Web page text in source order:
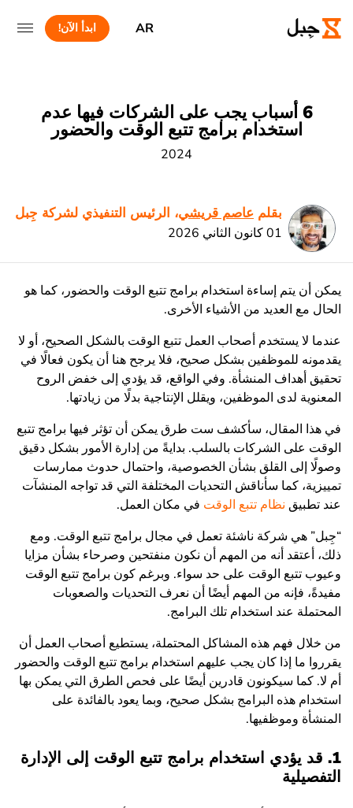
AR ابدأ الآن!
6 أسباب يجب على الشركات فيها عدم
استخدام برامج تتبع الوقت والحضور
2024
بقلم عاصم قريشي، الرئيس التنفيذي لشركة جِبل
01 كانون الثاني 2026
يمكن أن يتم إساءة استخدام برامج تتبع الوقت والحضور، كما هو
الحال مع العديد من الأشياء الأخرى.
عندما لا يستخدم أصحاب العمل تتبع الوقت بالشكل الصحيح، أو لا
يقدمونه للموظفين بشكل صحيح، فلا يرجح هنا أن يكون فعالًا في
تحقيق أهداف المنشأة. وفي الواقع، قد يؤدي إلى خفض الروح
المعنوية لدى الموظفين، ويقلل الإنتاجية بدلًا من زيادتها.
في هذا المقال، سأكشف ست طرق يمكن أن تؤثر فيها برامج تتبع
الوقت على الشركات بالسلب. بدايةً من إدارة الأمور بشكل دقيق
وصولًا إلى القلق بشأن الخصوصية، واحتمال حدوث ممارسات
تمييزية، كما سأناقش التحديات المختلفة التي قد تواجه المنشآت
عند تطبيق نظام تتبع الوقت في مكان العمل.
“جِبل” هي شركة ناشئة تعمل في مجال برامج تتبع الوقت. ومع
ذلك، أعتقد أنه من المهم أن نكون منفتحين وصرحاء بشأن مزايا
وعيوب تتبع الوقت على حد سواء. وبرغم كون برامج تتبع الوقت
مفيدةً، فإنه من المهم أيضًا أن نعرف التحديات والصعوبات
المحتملة عند استخدام تلك البرامج.
من خلال فهم هذه المشاكل المحتملة، يستطيع أصحاب العمل أن
يقرروا ما إذا كان يجب عليهم استخدام برامج تتبع الوقت والحضور
أم لا. كما سيكونون قادرين أيضًا على فحص الطرق التي يمكن بها
استخدام هذه البرامج بشكل صحيح، وبما يعود بالفائدة على
المنشأة وموظفيها.
1. قد يؤدي استخدام برامج تتبع الوقت إلى الإدارة
التفصيلية